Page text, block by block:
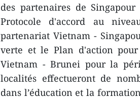
des partenaires de
Protocole d'accord au
partenariat Vietnam -
verte et le Plan d'action
Vietnam - Brunei pour la
localités effectueront de
dans l’éducation et la